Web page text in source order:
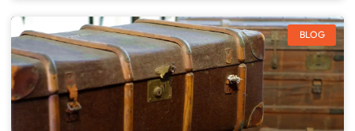
BLOG